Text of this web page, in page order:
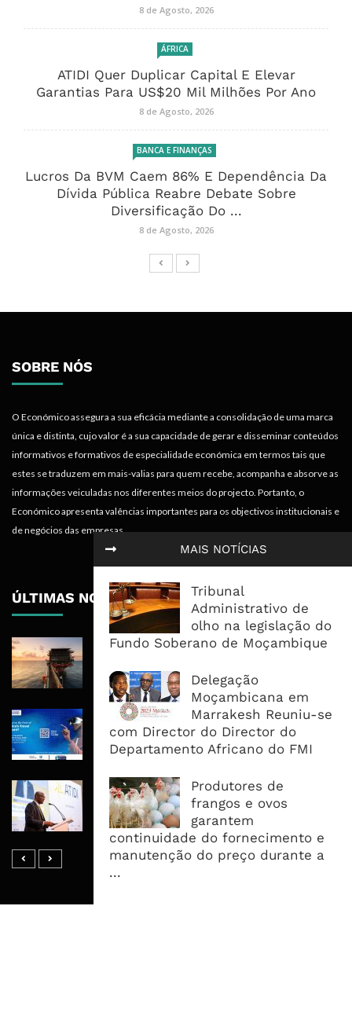
MAIS NOTÍCIAS
Tribunal
Administrativo de
olho na legislação do
Fundo Soberano de Moçambique
Delegação
Moçambicana em
Marrakesh Reuniu-se
com Director do Director do
Departamento Africano do FMI
Produtores de
frangos e ovos
garantem
continuidade do fornecimento e
manutenção do preço durante a
...
8 de Agosto, 2026
ÁFRICA
ATIDI Quer Duplicar Capital E Elevar
Garantias Para US$20 Mil Milhões Por Ano
8 de Agosto, 2026
BANCA E FINANÇAS
Lucros Da BVM Caem 86% E Dependência Da
Dívida Pública Reabre Debate Sobre
Diversificação Do ...
8 de Agosto, 2026
SOBRE NÓS
O Económico assegura a sua eficácia mediante a consolidação de uma marca
única e distinta, cujo valor é a sua capacidade de gerar e disseminar conteúdos
informativos e formativos de especialidade económica em termos tais que
estes se traduzem em mais-valias para quem recebe, acompanha e absorve as
informações veiculadas nos diferentes meios do projecto. Portanto, o
Económico apresenta valências importantes para os objectivos institucionais e
de negócios das empresas.
ÚLTIMAS NOTÍCIAS
Rovuma LNG Avança Com Selecção
2026
Maputo Vai Acolher Cimeira Africana
De Traveltech E Coloca Digitalização
No Centro Da Agenda Turística
ATIDI Quer Duplicar Capital E Elevar
Garantias Para US$20 Mil Milhões
Por Ano